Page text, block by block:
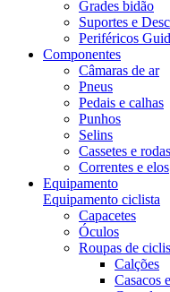
Grades bidão
Suportes e
Periféricos
Componentes
Câmaras de ar
Pneus
Pedais e calhas
Punhos
Selins
Cassetes e
Correntes e elos
Equipamento
Equipamento ciclista
Capacetes
Óculos
Roupas de
Calções
Casacos